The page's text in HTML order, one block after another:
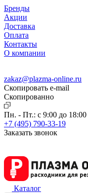
Бренды
Акции
Доставка
Оплата
Контакты
О компании
zakaz@plazma-online.ru
Скопировать e-mail
Cкопированно
Пн. - Пт.: с 9:00 до 18:00
+7 (495) 790-33-19
Заказать звонок
Каталог